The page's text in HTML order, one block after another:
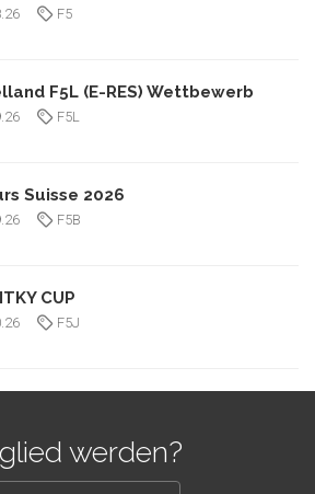
F5
F5L (E-RES) Wettbewerb
F5L
Suisse 2026
F5B
CUP
F5J
werden?